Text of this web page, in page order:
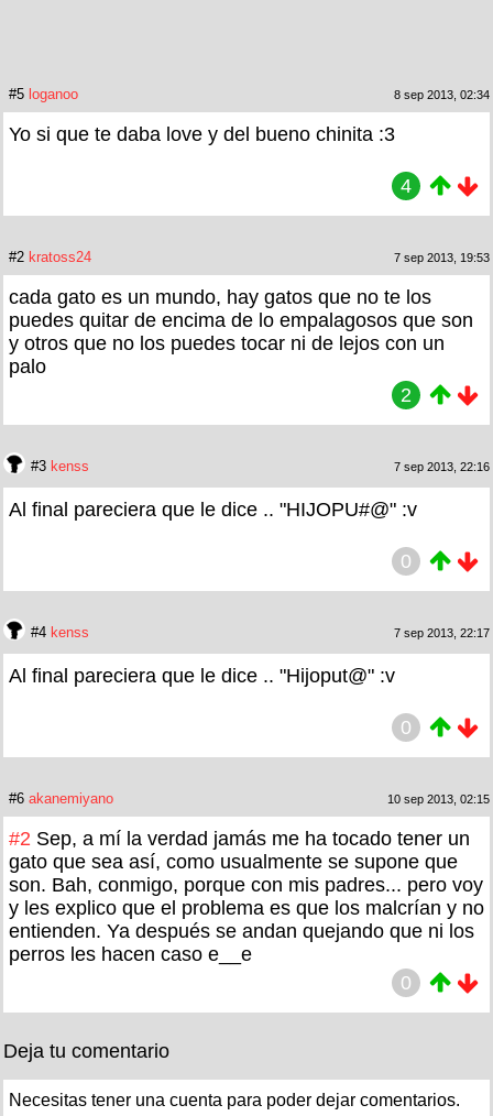
#5 loganoo 8 sep 2013, 02:34
Yo si que te daba love y del bueno chinita :3
4
#2 kratoss24 7 sep 2013, 19:53
cada gato es un mundo, hay gatos que no te los
puedes quitar de encima de lo empalagosos que son
y otros que no los puedes tocar ni de lejos con un
palo
2
#3 kenss 7 sep 2013, 22:16
Al final pareciera que le dice .. "HIJOPU#@" :v
0
#4 kenss 7 sep 2013, 22:17
Al final pareciera que le dice .. "Hijoput@" :v
0
#6 akanemiyano 10 sep 2013, 02:15
#2 Sep, a mí la verdad jamás me ha tocado tener un
gato que sea así, como usualmente se supone que
son. Bah, conmigo, porque con mis padres... pero voy
y les explico que el problema es que los malcrían y no
entienden. Ya después se andan quejando que ni los
perros les hacen caso e__e
0
Deja tu comentario
Necesitas tener una cuenta para poder dejar comentarios.